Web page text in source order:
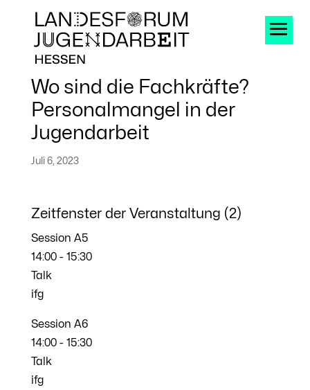
Wo sind die Fachkräfte?
Personal­mangel in der
Jugendarbeit
Juli 6, 2023
Zeitfenster der Veranstaltung (2)
Session A5
14:00- 15:30
Talk
ifg
Session A6
14:00- 15:30
Talk
ifg